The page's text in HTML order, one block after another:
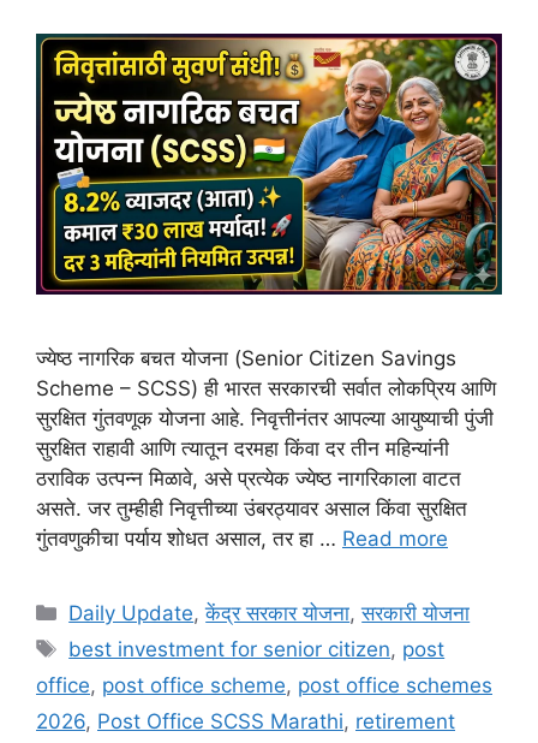
ज्येष्ठ नागरिक बचत योजना (Senior Citizen Savings
Scheme – SCSS) ही भारत सरकारची सर्वात लोकप्रिय आणि
सुरक्षित गुंतवणूक योजना आहे. निवृत्तीनंतर आपल्या आयुष्याची पुंजी
सुरक्षित राहावी आणि त्यातून दरमहा किंवा दर तीन महिन्यांनी
ठराविक उत्पन्न मिळावे, असे प्रत्येक ज्येष्ठ नागरिकाला वाटत
असते. जर तुम्हीही निवृत्तीच्या उंबरठ्यावर असाल किंवा सुरक्षित
गुंतवणुकीचा पर्याय शोधत असाल, तर हा … Read more
Categories
Daily Update,केंद्र सरकार योजना,सरकारी योजना
Tags
best investment for senior citizen, post
office, post office scheme, post office schemes
2026, Post Office SCSS Marathi, retirement